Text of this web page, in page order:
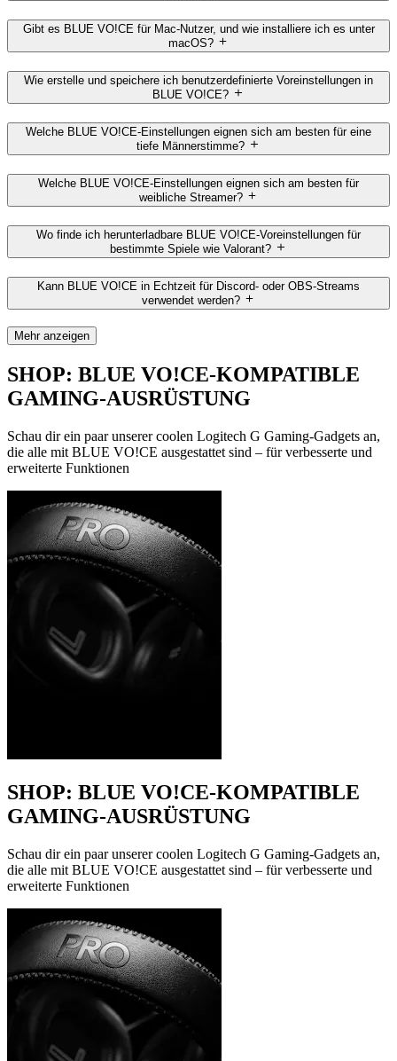
Gibt es BLUE VO!CE für Mac-Nutzer, und wie installiere ich es unter
macOS?
Wie erstelle und speichere ich benutzerdefinierte Voreinstellungen in
BLUE VO!CE?
Welche BLUE VO!CE-Einstellungen eignen sich am besten für eine
tiefe Männerstimme?
Welche BLUE VO!CE-Einstellungen eignen sich am besten für
weibliche Streamer?
Wo finde ich herunterladbare BLUE VO!CE-Voreinstellungen für
bestimmte Spiele wie Valorant?
Kann BLUE VO!CE in Echtzeit für Discord- oder OBS-Streams
verwendet werden?
Mehr anzeigen
SHOP: BLUE VO!CE-KOMPATIBLE
GAMING-AUSRÜSTUNG
Schau dir ein paar unserer coolen Logitech G Gaming-Gadgets an,
die alle mit BLUE VO!CE ausgestattet sind – für verbesserte und
erweiterte Funktionen
SHOP: BLUE VO!CE-KOMPATIBLE
GAMING-AUSRÜSTUNG
Schau dir ein paar unserer coolen Logitech G Gaming-Gadgets an,
die alle mit BLUE VO!CE ausgestattet sind – für verbesserte und
erweiterte Funktionen